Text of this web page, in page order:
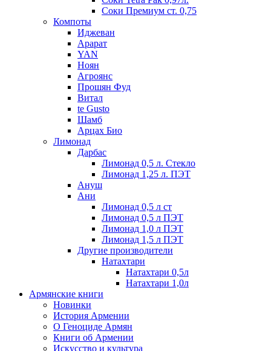
Соки Премиум ст. 0,75
Компоты
Иджеван
Арарат
YAN
Ноян
Агроянс
Прошян Фуд
Витал
te Gusto
Шамб
Арцах Био
Лимонад
Дарбас
Лимонад 0,5 л. Стекло
Лимонад 1,25 л. ПЭТ
Ануш
Ани
Лимонад 0,5 л ст
Лимонад 0,5 л ПЭТ
Лимонад 1,0 л ПЭТ
Лимонад 1,5 л ПЭТ
Другие производители
Натахтари
Натахтари 0,5л
Натахтари 1,0л
Армянские книги
Новинки
История Армении
О Геноциде Армян
Книги об Армении
Иcкусство и культура